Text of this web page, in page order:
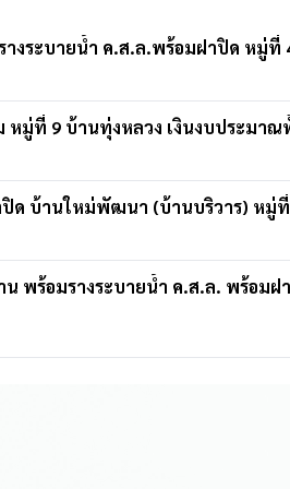
หมู่ที่ 9 บ้านทุ่งหลวง เงินงบประมา
ปิด บ้านใหม่พัฒนา (บ้านบริวาร) ห